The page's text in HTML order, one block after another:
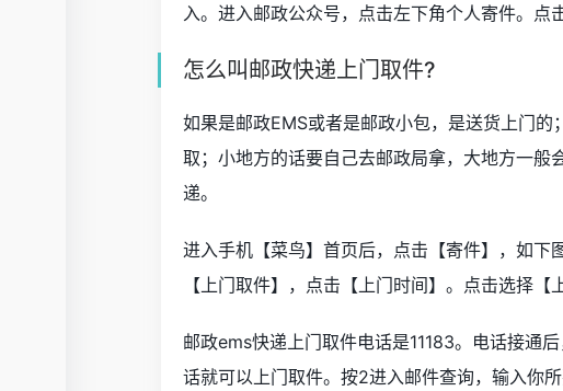
入。进入邮政公众号，点击左下角个人寄件。点
怎么叫邮政快递上门取件?
如果是邮政EMS或者是邮政小包，是送货上门
取；小地方的话要自己去邮政局拿，大地方一
递。
进入手机【菜鸟】首页后，点击【寄件】，如
【上门取件】，点击【上门时间】。点击选择【
邮政ems快递上门取件电话是11183。电话接通
话就可以上门取件。按2进入邮件查询，输入你